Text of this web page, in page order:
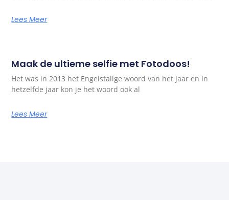
Lees Meer
Maak de ultieme selfie met Fotodoos!
Het was in 2013 het Engelstalige woord van het jaar en in
hetzelfde jaar kon je het woord ook al
Lees Meer